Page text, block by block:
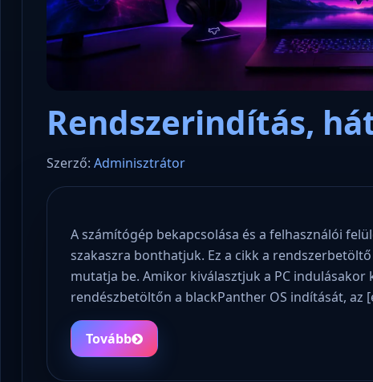
Rendszerindítás,
Szerző: Adminisztrátor
A számítógép bekapcsolása és a felhasználói
szakaszra bonthatjuk. Ez a cikk a
mutatja be. Amikor kiválasztjuk a PC indulásakor
rendészbetöltőn a blackPanther OS indítását, az
Tovább